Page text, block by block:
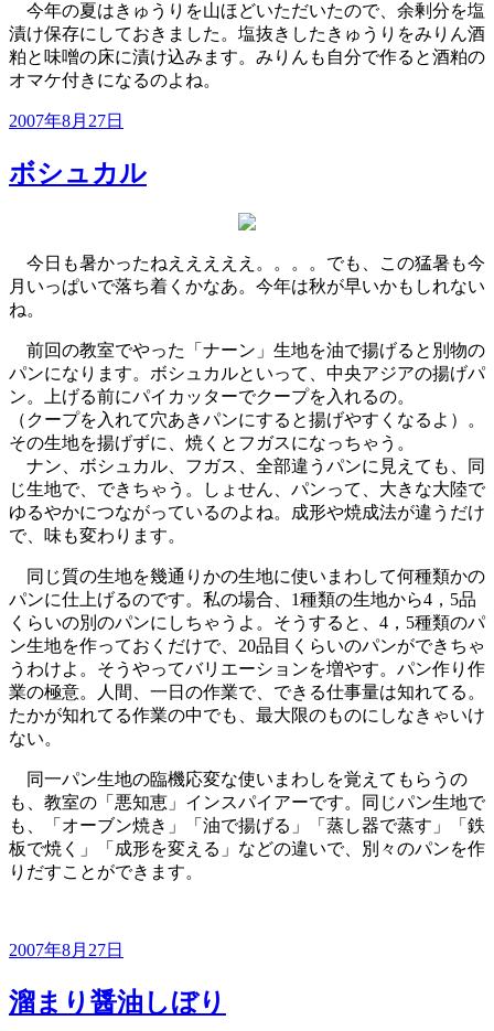
今年の夏はきゅうりを山ほどいただいたので、余剰分を塩
漬け保存にしておきました。塩抜きしたきゅうりをみりん酒
粕と味噌の床に漬け込みます。みりんも自分で作ると酒粕の
オマケ付きになるのよね。
投
日:
2007年8月27日
ボシュカル
今日も暑かったねえええええ。。。。でも、この猛暑も今
月いっぱいで落ち着くかなあ。今年は秋が早いかもしれない
ね。
前回の教室でやった「ナーン」生地を油で揚げると別物の
パンになります。ボシュカルといって、中央アジアの揚げパ
ン。上げる前にパイカッターでクープを入れるの。
（クープを入れて穴あきパンにすると揚げやすくなるよ）。
その生地を揚げずに、焼くとフガスになっちゃう。
ナン、ボシュカル、フガス、全部違うパンに見えても、同
じ生地で、できちゃう。しょせん、パンって、大きな大陸で
ゆるやかにつながっているのよね。成形や焼成法が違うだけ
で、味も変わります。
同じ質の生地を幾通りかの生地に使いまわして何種類かの
パンに仕上げるのです。私の場合、1種類の生地から4，5品
くらいの別のパンにしちゃうよ。そうすると、4，5種類のパ
ン生地を作っておくだけで、20品目くらいのパンができちゃ
うわけよ。そうやってバリエーションを増やす。パン作り作
業の極意。人間、一日の作業で、できる仕事量は知れてる。
たかが知れてる作業の中でも、最大限のものにしなきゃいけ
ない。
同一パン生地の臨機応変な使いまわしを覚えてもらうの
も、教室の「悪知恵」インスパイアーです。同じパン生地で
も、「オーブン焼き」「油で揚げる」「蒸し器で蒸す」「鉄
板で焼く」「成形を変える」などの違いで、別々のパンを作
りだすことができます。
投
日:
2007年8月27日
溜まり醤油しぼり